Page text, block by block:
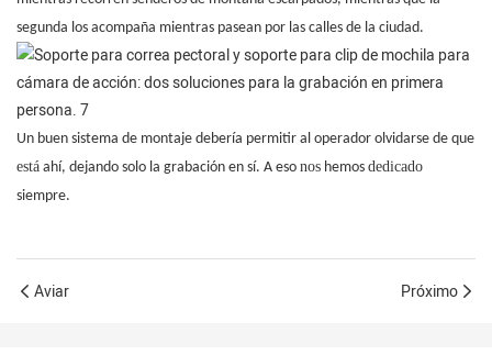
segunda los acompaña mientras pasean por las calles de la ciudad.
Un buen sistema de montaje debería permitir al operador olvidarse de que
está ahí, dejando solo la grabación en sí. A eso nos hemos dedicado
siempre.
Aviar Próximo